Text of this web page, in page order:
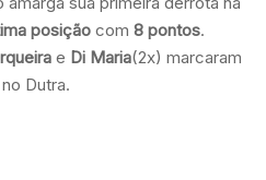
posição com 8 pontos.
e Di Maria(2x) marcaram
Dutra.